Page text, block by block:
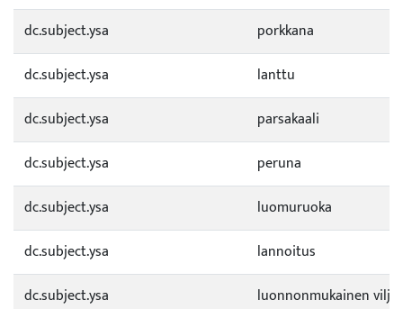
dc.subject.ysa
porkkana
dc.subject.ysa
lanttu
dc.subject.ysa
parsakaali
dc.subject.ysa
peruna
dc.subject.ysa
luomuruoka
dc.subject.ysa
lannoitus
dc.subject.ysa
luonnonmukainen